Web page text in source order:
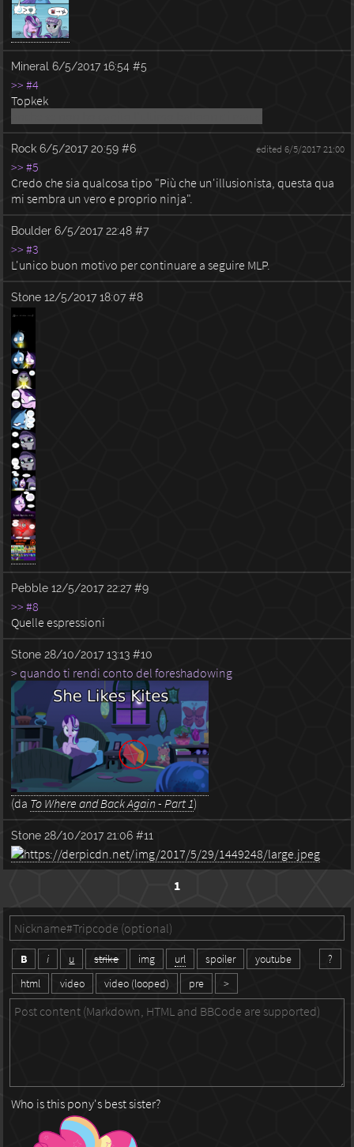
Mineral 6/5/2017 16:54 #5
>> #4
Topkek
Rock 6/5/2017 20:59 #6 edited 6/5/2017 21:00
>> #5
Credo che sia qualcosa tipo "Più che un'illusionista, questa qua
mi sembra un vero e proprio ninja".
Boulder 6/5/2017 22:48 #7
>> #3
L'unico buon motivo per continuare a seguire MLP.
Stone 12/5/2017 18:07 #8
Pebble 12/5/2017 22:27 #9
>> #8
Quelle espressioni
Stone 28/10/2017 13:13 #10
> quando ti rendi conto del foreshadowing
(da To Where and Back Again - Part 1)
Stone 28/10/2017 21:06 #11
1
?
B i u strike img url spoiler
youtube
html
video video (looped) pre >
Who is this pony's best sister?